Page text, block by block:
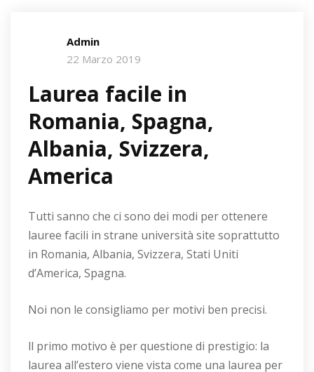
Admin
22 Marzo 2019
Laurea facile in
Romania, Spagna,
Albania, Svizzera,
America
Tutti sanno che ci sono dei modi per ottenere
lauree facili in strane università site soprattutto
in Romania, Albania, Svizzera, Stati Uniti
d’America, Spagna.
Noi non le consigliamo per motivi ben precisi.
ll primo motivo è per questione di prestigio: la
laurea all’estero viene vista come una laurea per